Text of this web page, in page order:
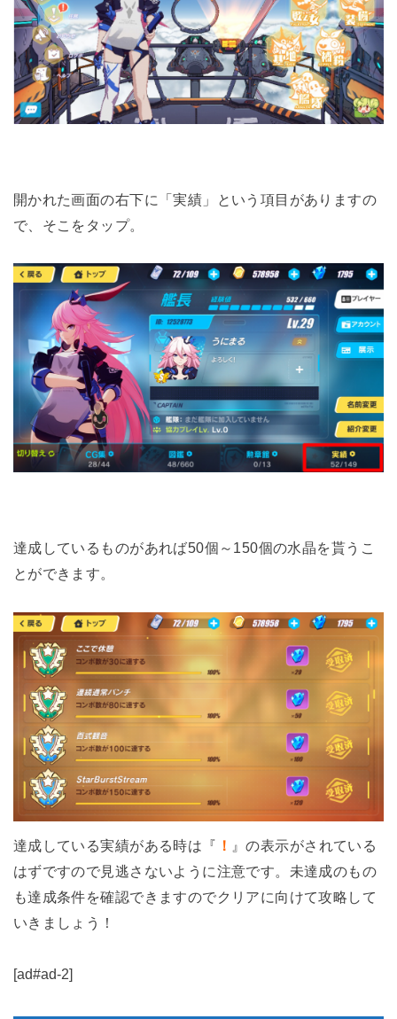
開かれた画面の右下に「実績」という項目がありますの
で、そこをタップ。
達成しているものがあれば50個～150個の水晶を貰うこ
とができます。
達成している実績がある時は『 ！ 』の表示がされている
はずですので見逃さないように注意です。未達成のもの
も達成条件を確認できますのでクリアに向けて攻略して
いきましょう！
[ad#ad-2]